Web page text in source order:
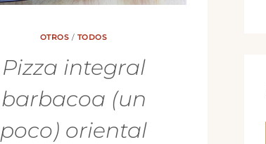
OTROS / TODOS
Pizza integral
barbacoa (un
poco) oriental